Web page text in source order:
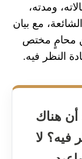
ومدته،
مع بيان
محامٍ مختص
النظر فيه.
هناك
فيه؟ لا